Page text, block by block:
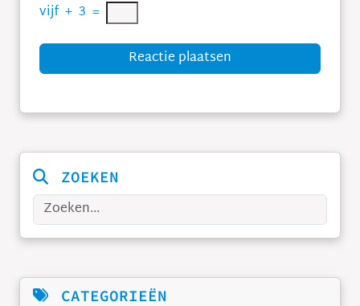
vijf + 3 =
Reactie plaatsen
ZOEKEN
Zoeken
CATEGORIEËN